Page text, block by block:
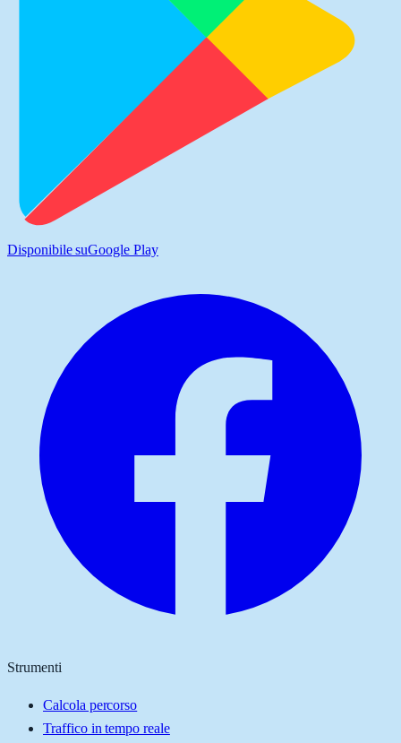
Disponibile suGoogle Play
Strumenti
Calcola percorso
Traffico in tempo reale